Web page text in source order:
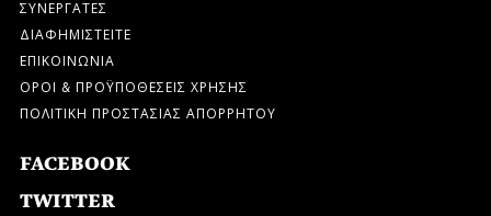
ΣΥΝΕΡΓΑΤΕΣ
ΔΙΑΦΗΜΙΣΤΕΙΤΕ
ΕΠΙΚΟΙΝΩΝΙΑ
ΟΡΟΙ & ΠΡΟΫΠΟΘΕΣΕΙΣ ΧΡΗΣΗΣ
ΠΟΛΙΤΙΚΗ ΠΡΟΣΤΑΣΙΑΣ ΑΠΟΡΡΗΤΟΥ
FACEBOOK
TWITTER